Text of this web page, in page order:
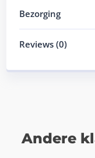
Bezorging
Reviews (0)
Andere